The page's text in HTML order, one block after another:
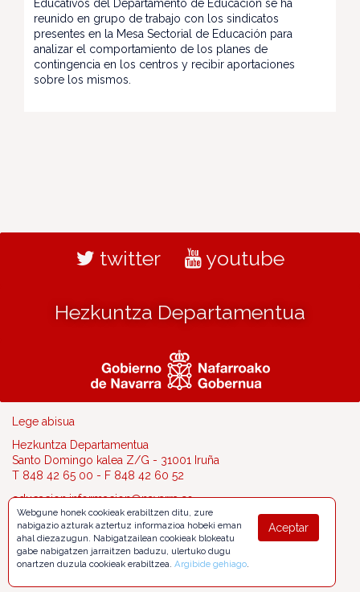
Educativos del Departamento de Educación se ha
reunido en grupo de trabajo con los sindicatos
presentes en la Mesa Sectorial de Educación para
analizar el comportamiento de los planes de
contingencia en los centros y recibir aportaciones
sobre los mismos.
twitter youtube
Hezkuntza Departamentua
Lege abisua
Hezkuntza Departamentua
Santo Domingo kalea Z/G - 31001 Iruña
T 848 42 65 00 - F 848 42 60 52
educacion.informacion@navarra.es
Aceptar
Webgune honek cookieak erabiltzen ditu, zure
nabigazio azturak aztertuz informazioa hobeki eman
ahal diezazugun. Nabigatzailean cookieak blokeatu
gabe nabigatzen jarraitzen baduzu, ulertuko dugu
onartzen duzula cookieak erabiltzea. Argibide gehiago.